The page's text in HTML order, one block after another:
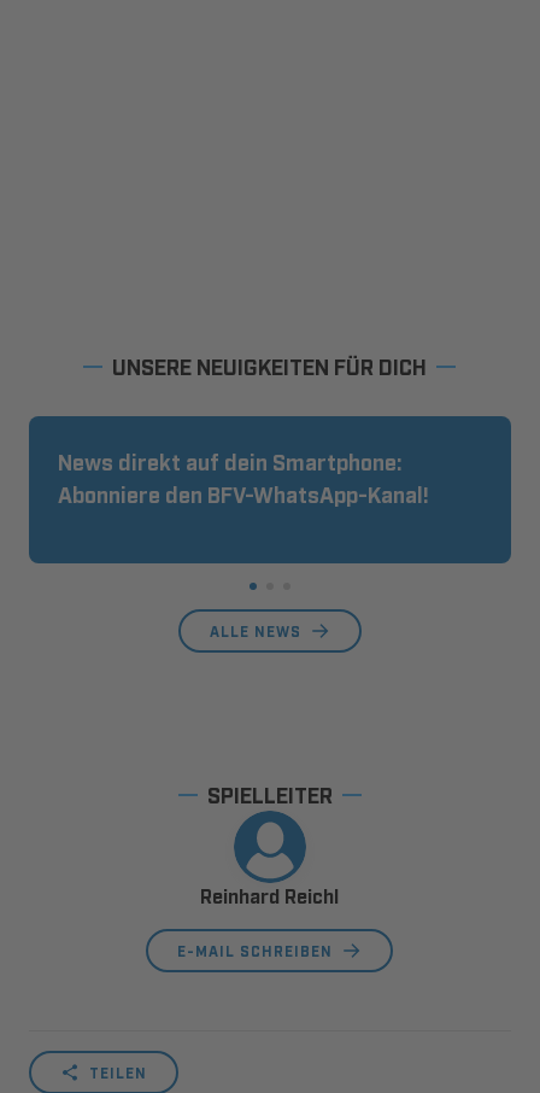
UNSERE NEUIGKEITEN FÜR DICH
News direkt auf dein Smartphone:
Abonniere den BFV-WhatsApp-Kanal!
ALLE NEWS
SPIELLEITER
Reinhard Reichl
E-MAIL SCHREIBEN
TEILEN